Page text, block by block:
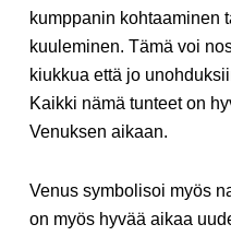
kumppanin kohtaaminen
kuuleminen. Tämä voi
kiukkua että jo
Kaikki nämä tunteet on
Venuksen aikaan.
Venus symbolisoi myös
on myös hyvää aikaa